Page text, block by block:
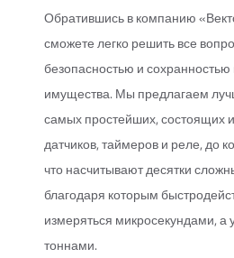
Обратившись в компанию
сможете легко решить все
безопасностью и
имущества. Мы предлагаем
самых простейших, состоящих
датчиков, таймеров и реле, до
что насчитывают десятки
благодаря которым
измеряться микросекундами,
тоннами.